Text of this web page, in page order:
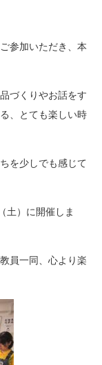
参加いただき、本
づくりやお話をす
、とても楽しい時
を少しでも感じて
土）に開催しま
員一同、心より楽